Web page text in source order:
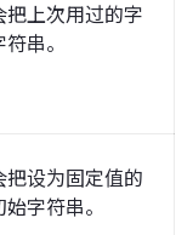
把上次用过的字
串。
把设为固定值的
字符串。